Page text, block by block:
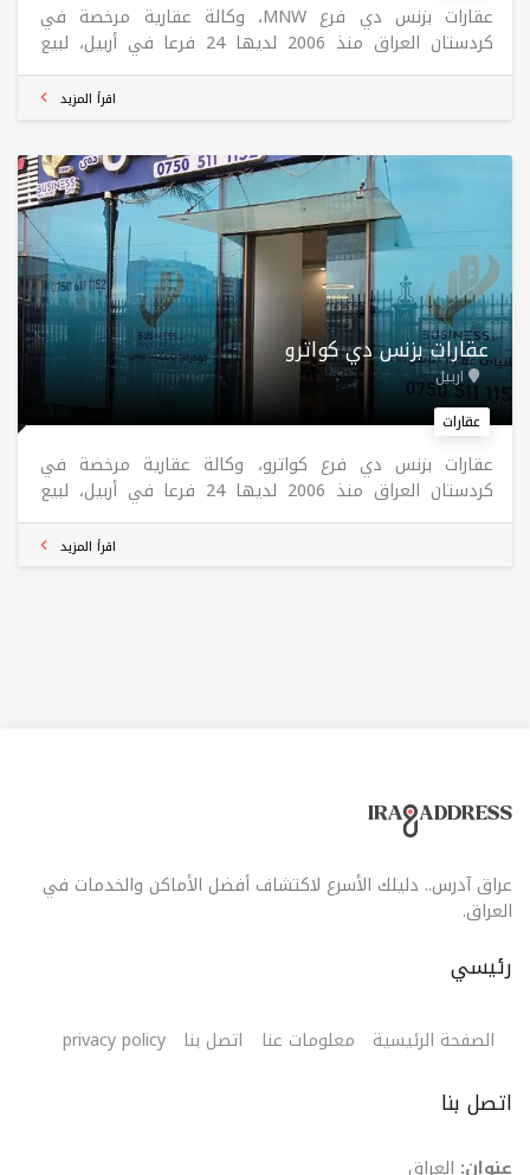
عقارات بزنس دي فرع MNW، وكالة عقارية مرخصة في
كردستان العراق منذ 2006 لديها 24 فرعا في أربيل، لبيع
وشراء وتأجير واستئجار العقارات في جميع المشاريع في أربيل.
اقرأ المزيد
عقارات بزنس دي کواترو
اربيل
عقارات
عقارات بزنس دي فرع کواترو، وكالة عقارية مرخصة في
كردستان العراق منذ 2006 لديها 24 فرعا في أربيل، لبيع
وشراء وتأجير واستئجار العقارات في جميع المشاريع في أربيل.
اقرأ المزيد
عراق آدرس.. دليلك الأسرع لاكتشاف أفضل الأماكن والخدمات في
العراق.
رئيسي
الصفحة الرئيسية معلومات عنا اتصل بنا privacy policy
اتصل بنا
عنوان: العراق